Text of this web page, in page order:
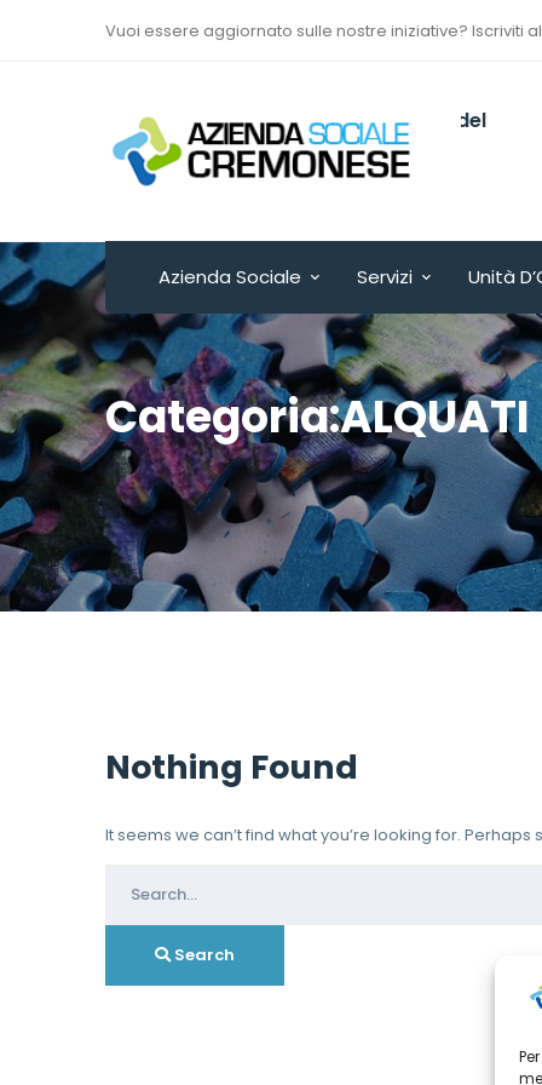
Vuoi essere aggiornato sulle nostre iniziative? Iscriviti
Via Sant’Antonio del
Fuoco n. 9/A
Cremona - ITALY
Azienda Sociale Servizi Unità
Categoria:ALQUATI
Nothing Found
It seems we can’t find what you’re looking for.
for:
Search